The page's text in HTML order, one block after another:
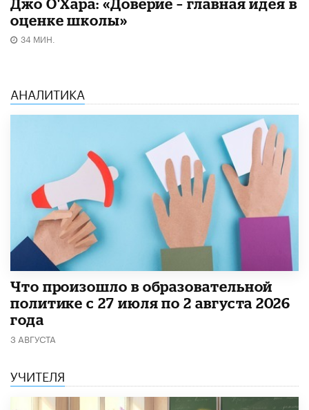
оценке школы»
34 МИН.
АНАЛИТИКА
​Что произошло в образовательной
политике с 27 июля по 2 августа 2026
года
3 АВГУСТА
УЧИТЕЛЯ